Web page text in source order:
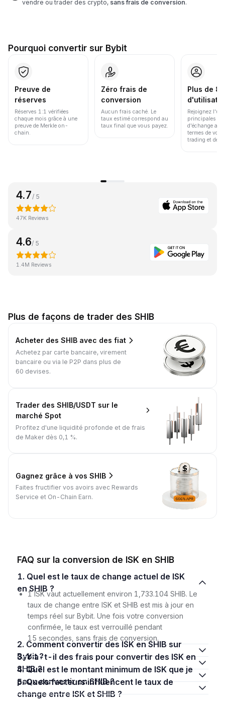
vendre ou trader des crypto, sans frais de conversion.
Pourquoi convertir sur Bybit
Preuve de
réserves
Réserves 1:1 vérifiées
chaque mois grâce à une
preuve de Merkle on-
chain.
Zéro frais de
conversion
Aucun frais caché. Le
taux estimé correspond au
taux final que vous payez.
Plus de
Rejoignez
principales
d'échange au
termes de
trading et de
4.7/ 5
47K Reviews
4.6/ 5
1.4M Reviews
Plus de façons de trader des SHIB
Acheter des SHIB avec des fiat
Achetez par carte bancaire, virement
bancaire ou via le P2P dans plus de
60 devises.
Trader des SHIB/USDT sur le
marché Spot
Profitez d'une liquidité profonde et de frais
de Maker dès 0,1 %.
Gagnez grâce à vos SHIB
Faites fructifier vos avoirs avec Rewards
Service et On-Chain Earn.
FAQ sur la conversion de ISK en SHIB
1. Quel est le taux de change actuel de ISK
en SHIB ?
1 ISK vaut actuellement environ 1,733.104 SHIB. Le
taux de change entre ISK et SHIB est mis à jour en
temps réel sur Bybit. Une fois votre conversion
confirmée, le taux est verrouillé pendant
15 secondes, sans frais de conversion.
2. Comment convertir des ISK en SHIB sur
Bybit ?
3. Y a-t-il des frais pour convertir des ISK en
SHIB ?
4. Quel est le montant minimum de ISK que je
peux convertir en SHIB ?
5. Quels facteurs influencent le taux de
change entre ISK et SHIB ?